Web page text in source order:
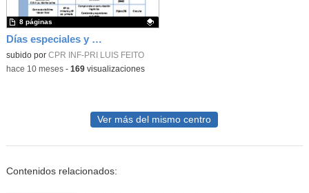
Días especiales y actividades complementarias 2025-26
Contenido educativo.
subido por CPR INF-PRI LUIS FEITO
8 páginas
-hace 10 meses- 169visualizaciones
Ver más del mismo centro
Contenidos relacionados: